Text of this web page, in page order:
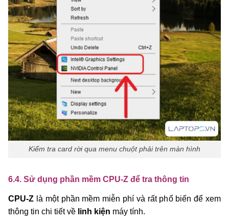
Kiểm tra card rời qua menu chuột phải trên màn hình
6.4. Sử dụng phần mềm CPU-Z để tra thông tin
CPU-Z là một phần mềm miễn phí và rất phổ biến để xem
thông tin chi tiết về linh kiện máy tính.